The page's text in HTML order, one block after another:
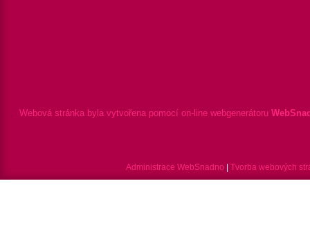
Webová stránka byla vytvořena pomocí on-line webgenerátoru
Administrace WebSnadno Tvorba webových